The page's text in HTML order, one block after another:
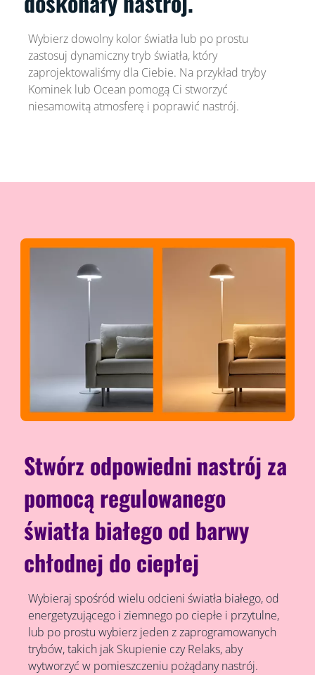
Wybierz dowolny kolor światła lub po prostu
zastosuj dynamiczny tryb światła, który
zaprojektowaliśmy dla Ciebie. Na przykład tryby
Kominek lub Ocean pomogą Ci stworzyć
niesamowitą atmosferę i poprawić nastrój.
Stwórz odpowiedni nastrój za
pomocą regulowanego
światła białego od barwy
chłodnej do ciepłej
Wybieraj spośród wielu odcieni światła białego, od
energetyzującego i ziemnego po ciepłe i przytulne,
lub po prostu wybierz jeden z zaprogramowanych
trybów, takich jak Skupienie czy Relaks, aby
wytworzyć w pomieszczeniu pożądany nastrój.